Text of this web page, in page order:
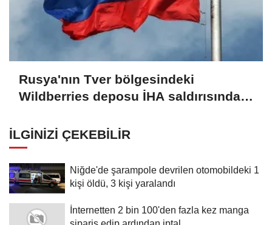
Rusya'nın Tver bölgesindeki
Wildberries deposu İHA saldırısında
İLGINIZI ÇEKEBILIR
Niğde'de şarampole devrilen otomobildeki 1
kişi öldü, 3 kişi yaralandı
İnternetten 2 bin 100'den fazla kez manga